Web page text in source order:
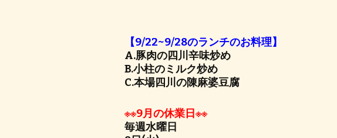
【9/22~9/28のランチのお料理】
A.豚肉の四川辛味炒め
B.小柱のミルク炒め
C.本場四川の陳麻婆豆腐
※※9月の休業日※※
毎週水曜日